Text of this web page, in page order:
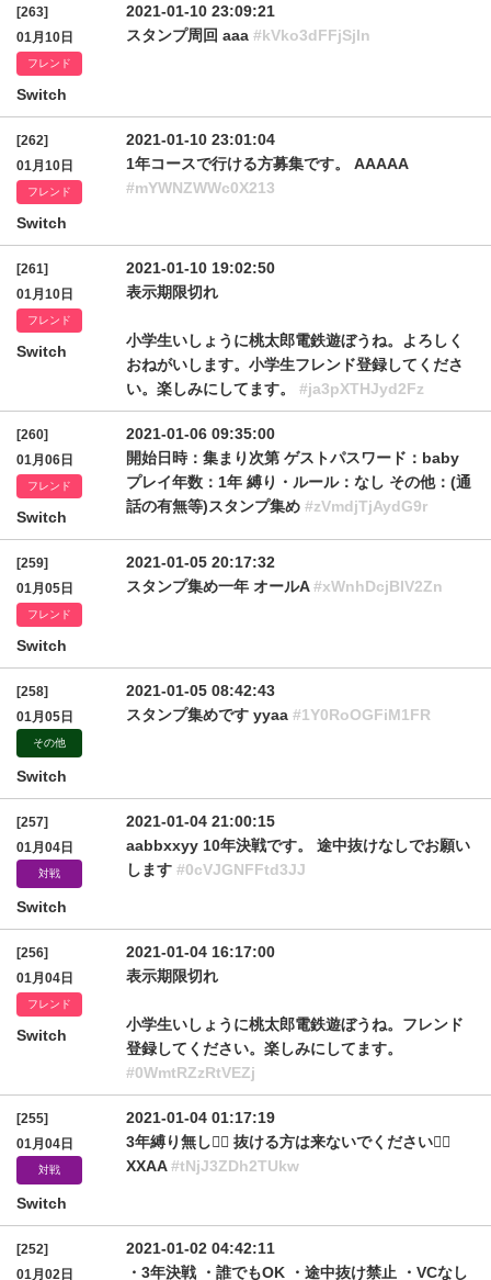
[263]
01月10日
フレンド
Switch
2021-01-10 23:09:21
スタンプ周回 aaa #kVko3dFFjSjln
[262]
01月10日
フレンド
Switch
2021-01-10 23:01:04
1年コースで行ける方募集です。 AAAAA
#mYWNZWWc0X213
[261]
01月10日
フレンド
Switch
2021-01-10 19:02:50
表示期限切れ
小学生いしょうに桃太郎電鉄遊ぼうね。よろしく
おねがいします。小学生フレンド登録してくださ
い。楽しみにしてます。 #ja3pXTHJyd2Fz
[260]
01月06日
フレンド
Switch
2021-01-06 09:35:00
開始日時：集まり次第 ゲストパスワード：baby
プレイ年数：1年 縛り・ルール：なし その他：(通
話の有無等)スタンプ集め #zVmdjTjAydG9r
[259]
01月05日
フレンド
Switch
2021-01-05 20:17:32
スタンプ集め一年 オールA#xWnhDcjBIV2Zn
[258]
01月05日
その他
Switch
2021-01-05 08:42:43
スタンプ集めです yyaa #1Y0RoOGFiM1FR
[257]
01月04日
対戦
Switch
2021-01-04 21:00:15
aabbxxyy 10年決戦です。 途中抜けなしでお願い
します #0cVJGNFFtd3JJ
[256]
01月04日
フレンド
Switch
2021-01-04 16:17:00
表示期限切れ
小学生いしょうに桃太郎電鉄遊ぼうね。フレンド
登録してください。楽しみにしてます。
#0WmtRZzRtVEZj
[255]
01月04日
対戦
Switch
2021-01-04 01:17:19
3年縛り無し🙇‍♂️ 抜ける方は来ないでください🙇‍♂️
XXAA#tNjJ3ZDh2TUkw
[252]
01月02日
2021-01-02 04:42:11
・3年決戦 ・誰でもOK ・途中抜け禁止 ・VCなし